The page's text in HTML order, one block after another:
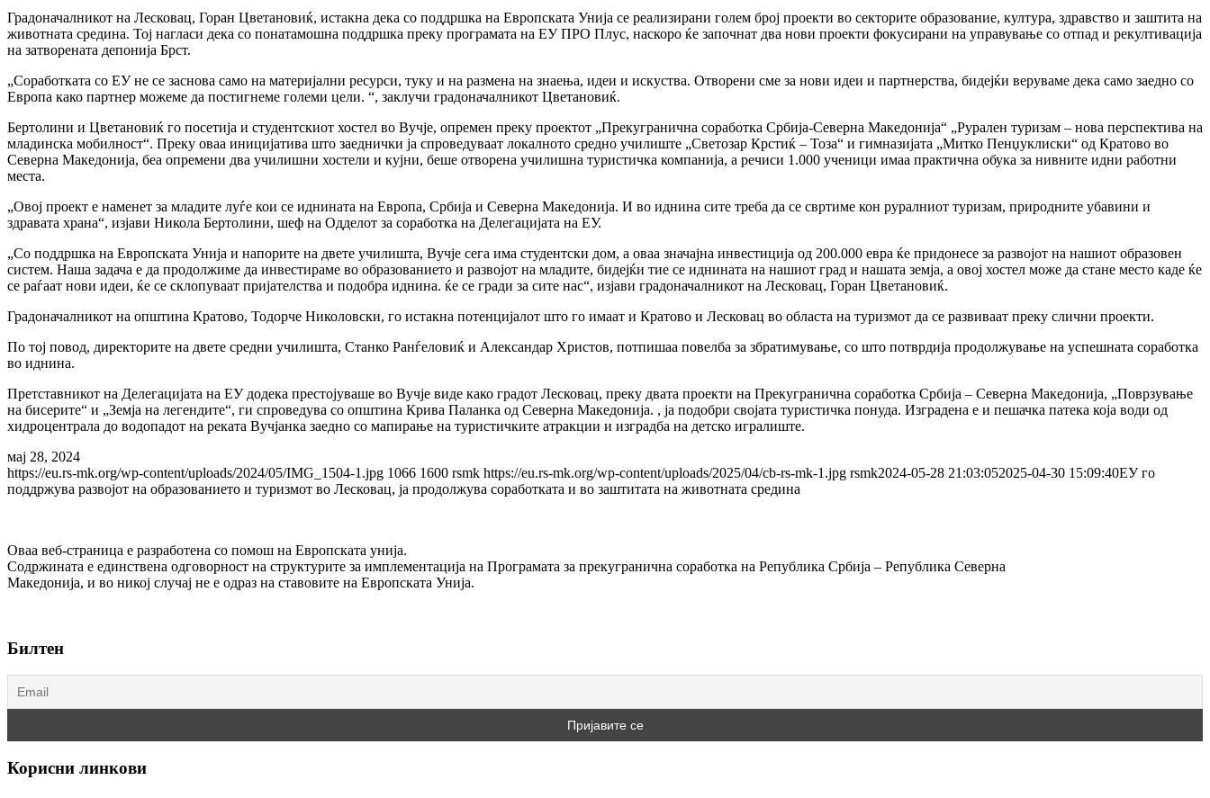
Градоначалникот на Лесковац, Горан Цветановиќ, истакна дека со поддршка на Европската Унија се реализирани голем број проекти во секторите образование, култура, здравство и заштита на
животната средина. Тој нагласи дека со понатамошна поддршка преку програмата на ЕУ ПРО Плус, наскоро ќе започнат два нови проекти фокусирани на управување со отпад и рекултивација
на затворената депонија Брст.
„Соработката со ЕУ не се заснова само на материјални ресурси, туку и на размена на знаења, идеи и искуства. Отворени сме за нови идеи и партнерства, бидејќи веруваме дека само заедно со
Европа како партнер можеме да постигнеме големи цели. “, заклучи градоначалникот Цветановиќ.
Бертолини и Цветановиќ го посетија и студентскиот хостел во Вучје, опремен преку проектот „Прекугранична соработка Србија-Северна Македонија“ „Рурален туризам – нова перспектива на
младинска мобилност“. Преку оваа иницијатива што заеднички ја спроведуваат локалното средно училиште „Светозар Крстиќ – Тоза“ и гимназијата „Митко Пенџуклиски“ од Кратово во
Северна Македонија, беа опремени два училишни хостели и кујни, беше отворена училишна туристичка компанија, а речиси 1.000 ученици имаа практична обука за нивните идни работни
места.
„Овој проект е наменет за младите луѓе кои се иднината на Европа, Србија и Северна Македонија. И во иднина сите треба да се свртиме кон руралниот туризам, природните убавини и
здравата храна“, изјави Никола Бертолини, шеф на Одделот за соработка на Делегацијата на ЕУ.
„Со поддршка на Европската Унија и напорите на двете училишта, Вучје сега има студентски дом, а оваа значајна инвестиција од 200.000 евра ќе придонесе за развојот на нашиот образовен
систем. Наша задача е да продолжиме да инвестираме во образованието и развојот на младите, бидејќи тие се иднината на нашиот град и нашата земја, а овој хостел може да стане место каде ќе
се раѓаат нови идеи, ќе се склопуваат пријателства и подобра иднина. ќе се гради за сите нас“, изјави градоначалникот на Лесковац, Горан Цветановиќ.
Градоначалникот на општина Кратово, Тодорче Николовски, го истакна потенцијалот што го имаат и Кратово и Лесковац во областа на туризмот да се развиваат преку слични проекти.
По тој повод, директорите на двете средни училишта, Станко Ранѓеловиќ и Александар Христов, потпишаа повелба за збратимување, со што потврдија продолжување на успешната соработка
во иднина.
Претставникот на Делегацијата на ЕУ додека престојуваше во Вучје виде како градот Лесковац, преку двата проекти на Прекугранична соработка Србија – Северна Македонија, „Поврзување
на бисерите“ и „Земја на легендите“, ги спроведува со општина Крива Паланка од Северна Македонија. , ја подобри својата туристичка понуда. Изградена е и пешачка патека која води од
хидроцентрала до водопадот на реката Вучјанка заедно со мапирање на туристичките атракции и изградба на детско игралиште.
мај 28, 2024
https://eu.rs-mk.org/wp-content/uploads/2024/05/IMG_1504-1.jpg 1066 1600 rsmk https://eu.rs-mk.org/wp-content/uploads/2025/04/cb-rs-mk-1.jpg rsmk2024-05-28 21:03:052025-04-30 15:09:40ЕУ го
поддржува развојот на образованието и туризмот во Лесковац, ја продолжува соработката и во заштитата на животната средина
Оваа веб-страница e разработена со помош на Европската унија.
Содржината е единствена одговорност на структурите за имплементација на Програмата за прекугранична соработка на Република Србија – Република Северна
Македонија, и во никој случај не е одраз на ставовите на Европската Унија.
Билтен
Корисни линкови